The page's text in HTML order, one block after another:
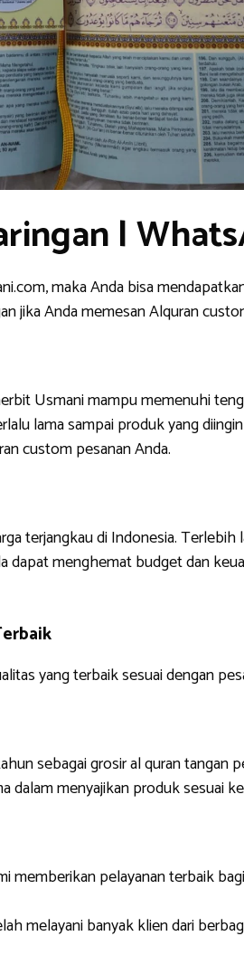
|
maka Anda bisa
jika Anda memesan Alquran
Usmani mampu memenuhi
lama sampai produk yang
custom pesanan Anda.
terjangkau di Indonesia.
menghemat budget dan
yang terbaik sesuai dengan
sebagai grosir al quran tangan
menyajikan produk sesuai
pelayanan terbaik
melayani banyak klien dari